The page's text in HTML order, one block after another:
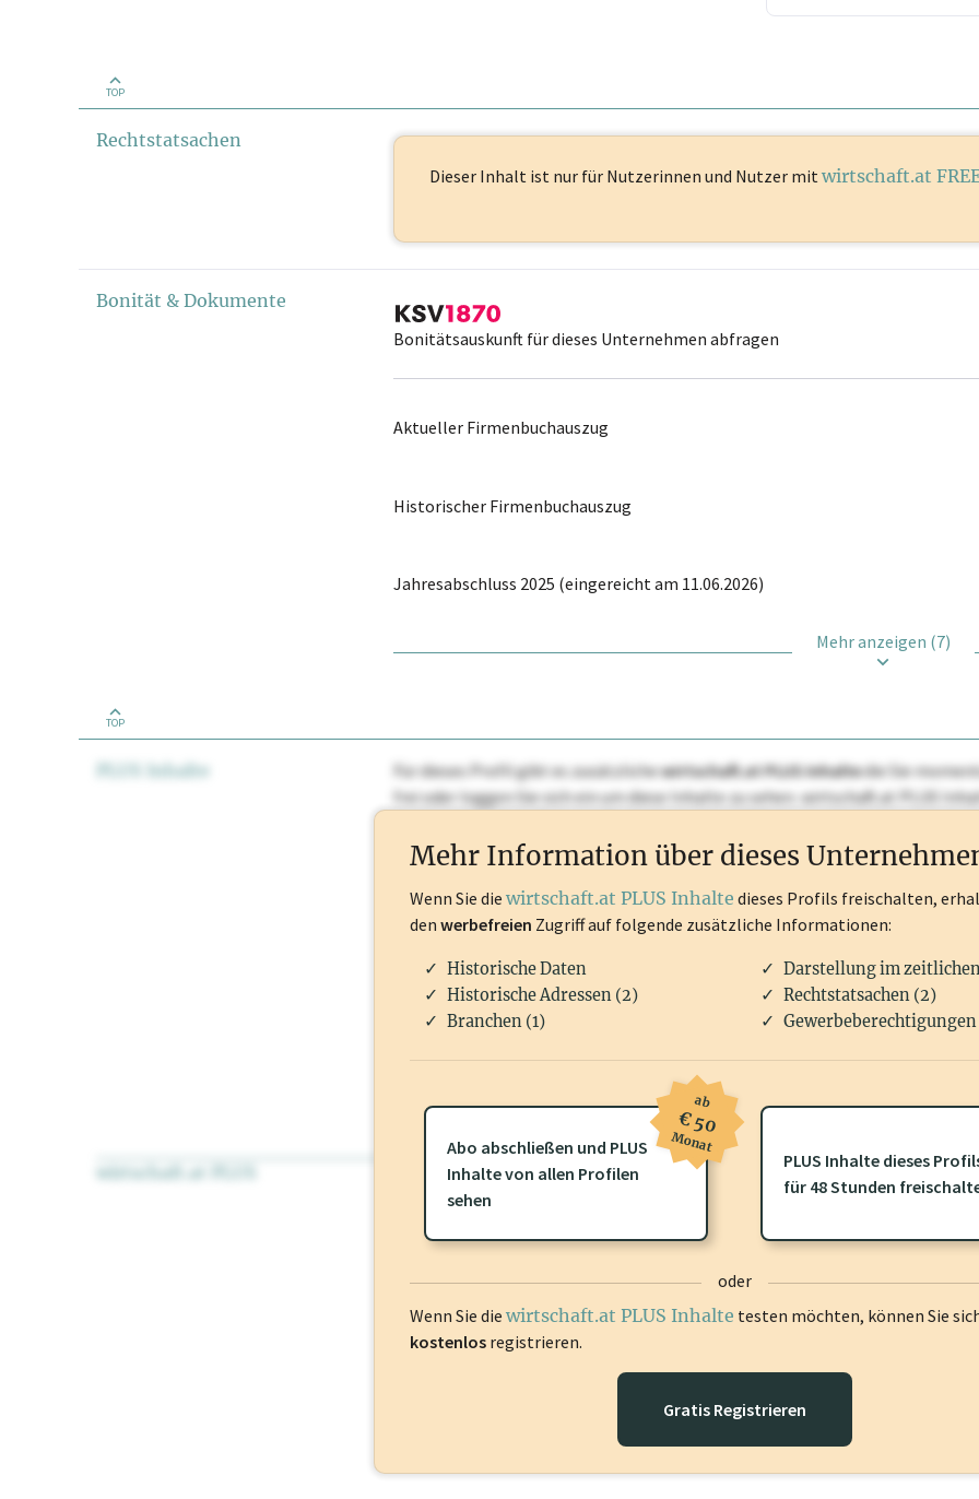
TOP
Rechtstatsachen
Dieser Inhalt ist nur für Nutzerinnen und Nutzer mit wirtschaft.at
Bonität & Dokumente
Bonitätsauskunft für dieses Unternehmen abfragen
Aktueller Firmenbuchauszug
Historischer Firmenbuchauszug
Jahresabschluss 2025 (eingereicht am 11.06.2026)
Mehr anzeigen (7)
TOP
PLUS Inhalte Für dieses Profil gibt es zusätzlichewirtschaft.at PLUS Inhaltedie Sie
frei oder loggen Sie sich ein um diese Inhalte zu sehen. wirtschaft.at PLUS
wirtschaft.at PLUS Für dieses Profil gibt es zusätzliche wirtschaft.at PLUS Inhaltedie Sie
frei oder loggen Sie sich ein um diese Inhalte zu sehen.
Mehr Information über dieses
Wenn Sie die wirtschaft.at PLUS Inhalte dieses Profils freischalten,
den werbefreien Zugriff auf folgende zusätzliche Informationen:
Historische Daten
Darstellung im
Historische Adressen (2)
Rechtstatsachen (2)
Branchen (1)
Gewerbeberechtigungen
Abo abschließen und PLUS
Inhalte von allen Profilen
sehen
ab
€ 50
Monat
PLUS Inhalte dieses
für 48 Stunden
oder
Wenn Sie die wirtschaft.at PLUS Inhalte testen möchten, können Sie
kostenlos registrieren.
Gratis Registrieren